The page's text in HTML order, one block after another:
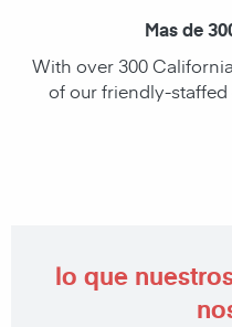
Mas de
With over 300
of our friendly-staffed
lo que